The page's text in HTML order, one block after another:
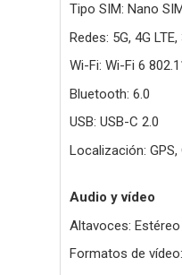
Tipo SIM: Nano
Redes: 5G, 4G LTE,
Wi-Fi: Wi-Fi 6
Bluetooth: 6.0
USB: USB-C 2.0
Localización: GPS,
Audio y vídeo
Altavoces: Estéreo
Formatos de vídeo: